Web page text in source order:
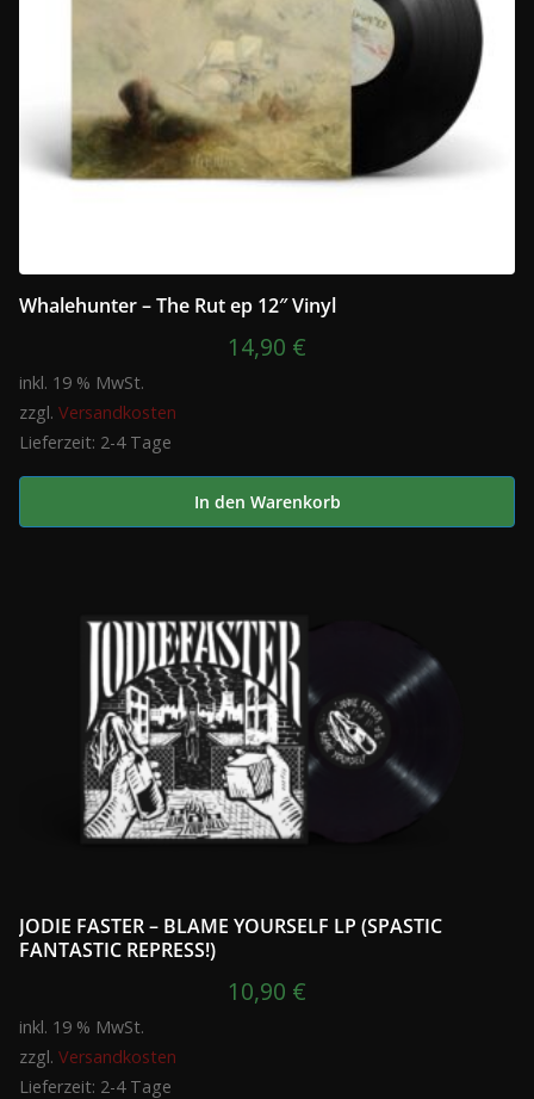
Whalehunter – The Rut ep 12″ Vinyl
14,90 €
inkl. 19 % MwSt.
zzgl. Versandkosten
Lieferzeit: 2-4 Tage
In den Warenkorb
JODIE FASTER – BLAME YOURSELF LP (SPASTIC
FANTASTIC REPRESS!)
10,90 €
inkl. 19 % MwSt.
zzgl. Versandkosten
Lieferzeit: 2-4 Tage